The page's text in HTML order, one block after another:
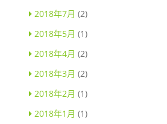
2018年7月 (2)
2018年5月 (1)
2018年4月 (2)
2018年3月 (2)
2018年2月 (1)
2018年1月 (1)